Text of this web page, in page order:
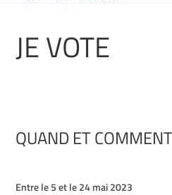
JE VOTE
QUAND ET
Entre le 5 et le 24 mai 2023